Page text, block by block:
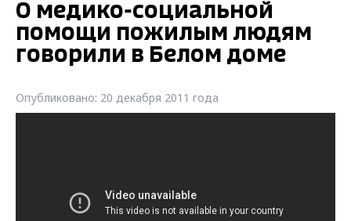
О медико-социальной
помощи пожилым людям
говорили в Белом доме
Опубликовано: 20 декабря 2011 года